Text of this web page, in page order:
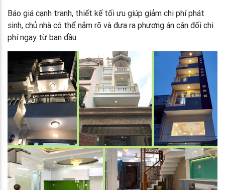
Báo giá cạnh tranh, thiết kế tối ưu giúp giảm chi phí phát
sinh, chủ nhà có thể nắm rõ và đưa ra phương án cân đối chi
phí ngay từ ban đầu.